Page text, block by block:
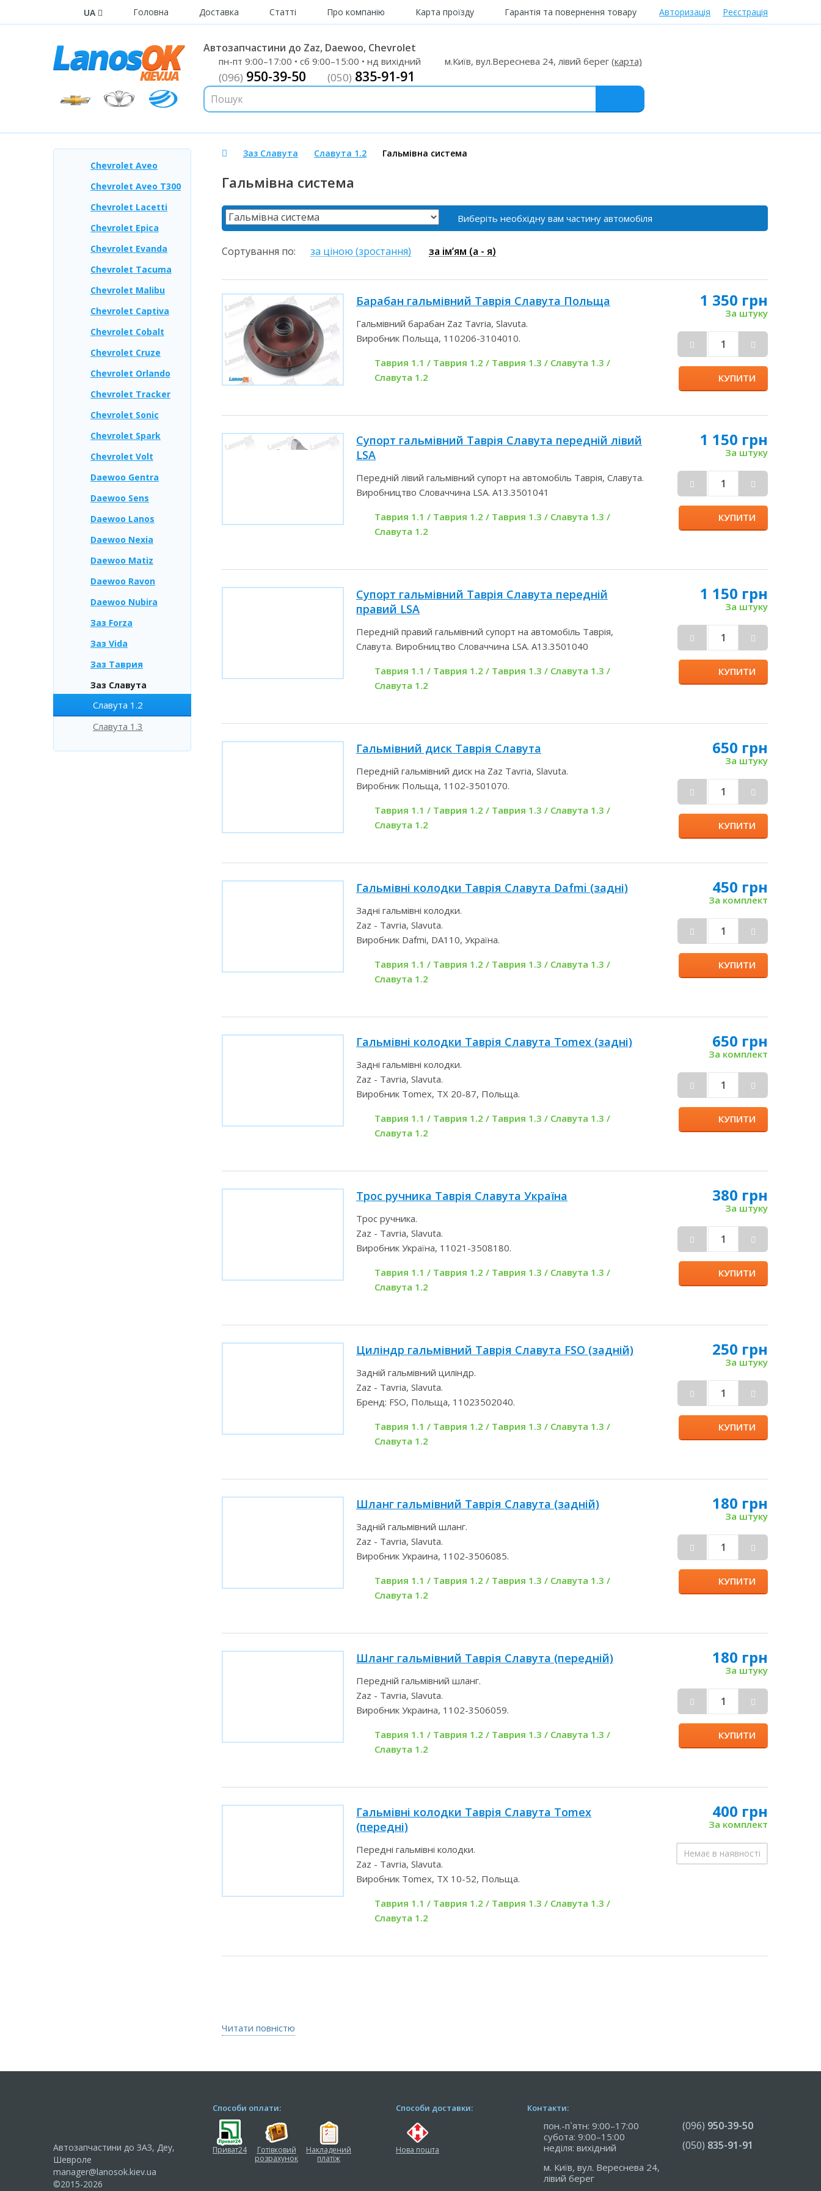
UA Головна Доставка Статті Про компанію Карта проїзду Гарантія та повернення товару Авторизація Реєстрація
Автозапчастини до Zaz, Daewoo, Chevrolet
пн-пт 9:00–17:00 • сб 9:00–15:00 • нд вихідний м.Київ, вул.Вереснева 24, лівий берег (карта)
(096) 950-39-50 (050) 835-91-91
Chevrolet Aveo
Chevrolet Aveo T300
Chevrolet Lacetti
Chevrolet Epica
Chevrolet Evanda
Chevrolet Tacuma
Chevrolet Malibu
Chevrolet Captiva
Chevrolet Cobalt
Chevrolet Cruze
Chevrolet Orlando
Chevrolet Tracker
Chevrolet Sonic
Chevrolet Spark
Chevrolet Volt
Daewoo Gentra
Daewoo Sens
Daewoo Lanos
Daewoo Nexia
Daewoo Matiz
Daewoo Ravon
Daewoo Nubira
Заз Forza
Заз Vida
Заз Таврия
Заз Славута
Славута 1.2
Славута 1.3
Заз Славута Славута 1.2 Гальмівна система
Гальмівна система
Виберіть необхідну вам частину автомобіля
Сортування по: за ціною (зростання) за ім’ям (a - я)
1 350 грн
За штуку
КУПИТИ
Барабан гальмівний Таврія Славута Польща
Гальмівний барабан Zaz Tavria, Slavuta.
Виробник Польща, 110206-3104010.
Таврия 1.1 / Таврия 1.2 / Таврия 1.3 / Славута 1.3 /
Славута 1.2
1 150 грн
За штуку
КУПИТИ
Супорт гальмівний Таврія Славута передній лівий
LSA
Передній лівий гальмівний супорт на автомобіль Таврія, Славута.
Виробництво Словаччина LSA. А13.3501041
Таврия 1.1 / Таврия 1.2 / Таврия 1.3 / Славута 1.3 /
Славута 1.2
1 150 грн
За штуку
КУПИТИ
Супорт гальмівний Таврія Славута передній
правий LSA
Передній правий гальмівний супорт на автомобіль Таврія,
Славута. Виробництво Словаччина LSA. А13.3501040
Таврия 1.1 / Таврия 1.2 / Таврия 1.3 / Славута 1.3 /
Славута 1.2
650 грн
За штуку
КУПИТИ
Гальмівний диск Таврія Славута
Передній гальмівний диск на Zaz Tavria, Slavuta.
Виробник Польща, 1102-3501070.
Таврия 1.1 / Таврия 1.2 / Таврия 1.3 / Славута 1.3 /
Славута 1.2
450 грн
За комплект
КУПИТИ
Гальмівні колодки Таврія Славута Dafmi (задні)
Задні гальмівні колодки.
Zaz - Tavria, Slavuta.
Виробник Dafmi, DA110, Україна.
Таврия 1.1 / Таврия 1.2 / Таврия 1.3 / Славута 1.3 /
Славута 1.2
650 грн
За комплект
КУПИТИ
Гальмівні колодки Таврія Славута Tomex (задні)
Задні гальмівні колодки.
Zaz - Tavria, Slavuta.
Виробник Tomex, TX 20-87, Польща.
Таврия 1.1 / Таврия 1.2 / Таврия 1.3 / Славута 1.3 /
Славута 1.2
380 грн
За штуку
КУПИТИ
Трос ручника Таврія Славута Україна
Трос ручника.
Zaz - Tavria, Slavuta.
Виробник Україна, 11021-3508180.
Таврия 1.1 / Таврия 1.2 / Таврия 1.3 / Славута 1.3 /
Славута 1.2
250 грн
За штуку
КУПИТИ
Циліндр гальмівний Таврія Славута FSO (задній)
Задній гальмівний циліндр.
Zaz - Tavria, Slavuta.
Бренд: FSO, Польща, 11023502040.
Таврия 1.1 / Таврия 1.2 / Таврия 1.3 / Славута 1.3 /
Славута 1.2
180 грн
За штуку
КУПИТИ
Шланг гальмівний Таврія Славута (задній)
Задній гальмівний шланг.
Zaz - Tavria, Slavuta.
Виробник Украина, 1102-3506085.
Таврия 1.1 / Таврия 1.2 / Таврия 1.3 / Славута 1.3 /
Славута 1.2
180 грн
За штуку
КУПИТИ
Шланг гальмівний Таврія Славута (передній)
Передній гальмівний шланг.
Zaz - Tavria, Slavuta.
Виробник Украина, 1102-3506059.
Таврия 1.1 / Таврия 1.2 / Таврия 1.3 / Славута 1.3 /
Славута 1.2
400 грн
За комплект
Немає в наявності
Гальмівні колодки Таврія Славута Tomex
(передні)
Передні гальмівні колодки.
Zaz - Tavria, Slavuta.
Виробник Tomex, TX 10-52, Польща.
Таврия 1.1 / Таврия 1.2 / Таврия 1.3 / Славута 1.3 /
Славута 1.2
Читати повністю
Автозапчастини до ЗАЗ, Деу,
Шевроле
manager@lanosok.kiev.ua
©2015-2026
Способи оплати:
Приват24
Готівковий
розрахунок
Накладений
платіж
Способи доставки:
Нова пошта
Контакти:
пон.-п`ятн: 9:00–17:00
субота: 9:00–15:00
неділя: вихідний
м. Київ, вул. Вереснева 24,
лівий берег
(096) 950-39-50
(050) 835-91-91